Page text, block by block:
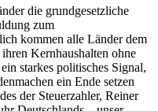
die grundgesetzliche
zum
kommen alle Länder dem
Kernhaushalten ohne
starkes politisches Signal,
ein Ende setzen
der Steuerzahler, Reiner